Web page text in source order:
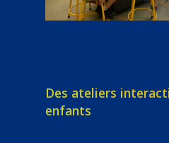
Des ateliers
enfants